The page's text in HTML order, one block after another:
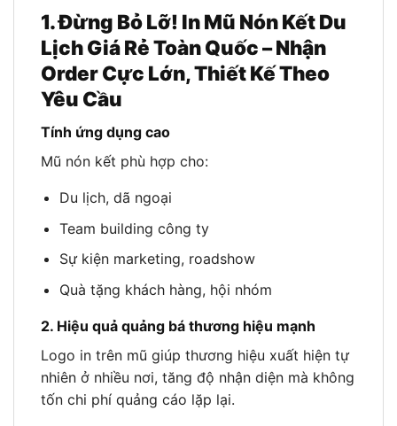
1. Đừng Bỏ Lỡ! In Mũ Nón Kết Du
Lịch Giá Rẻ Toàn Quốc – Nhận
Order Cực Lớn, Thiết Kế Theo
Yêu Cầu
Tính ứng dụng cao
Mũ nón kết phù hợp cho:
Du lịch, dã ngoại
Team building công ty
Sự kiện marketing, roadshow
Quà tặng khách hàng, hội nhóm
2. Hiệu quả quảng bá thương hiệu mạnh
Logo in trên mũ giúp thương hiệu xuất hiện tự
nhiên ở nhiều nơi, tăng độ nhận diện mà không
tốn chi phí quảng cáo lặp lại.